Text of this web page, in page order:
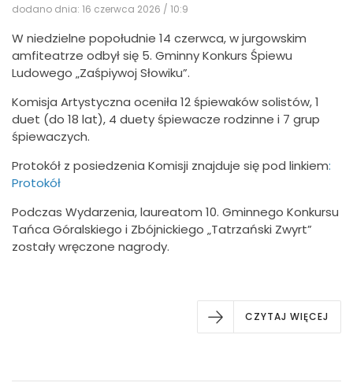
dodano dnia: 16 czerwca 2026 / 10:9
W niedzielne popołudnie 14 czerwca, w jurgowskim
amfiteatrze odbył się 5. Gminny Konkurs Śpiewu
Ludowego „Zaśpiywoj Słowiku”.
Komisja Artystyczna oceniła 12 śpiewaków solistów, 1
duet (do 18 lat), 4 duety śpiewacze rodzinne i 7 grup
śpiewaczych.
Protokół z posiedzenia Komisji znajduje się pod linkiem:
Protokół
Podczas Wydarzenia, laureatom 10. Gminnego Konkursu
Tańca Góralskiego i Zbójnickiego „Tatrzański Zwyrt”
zostały wręczone nagrody.
CZYTAJ WIĘCEJ